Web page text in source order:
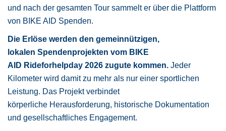
und nach der gesamten Tour sammelt er über die Plattform
von BIKE AID Spenden.
Die Erlöse werden den gemeinnützigen,
lokalen Spendenprojekten vom BIKE
AID Rideforhelpday 2026 zugute kommen. Jeder
Kilometer wird damit zu mehr als nur einer sportlichen
Leistung. Das Projekt verbindet
körperliche Herausforderung, historische Dokumentation
und gesellschaftliches Engagement.